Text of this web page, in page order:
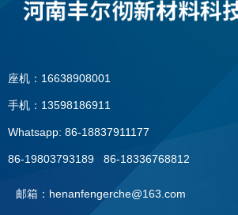
座机：16638908001
手机：13598186911
Whatsapp: 86-18837911177
86-19803793189 86-18336768812
邮箱：henanfengerche@163.com